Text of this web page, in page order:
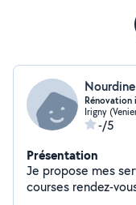
Rénovation
Irigny
-/5
Présentation
Je propose mes
courses rendez-